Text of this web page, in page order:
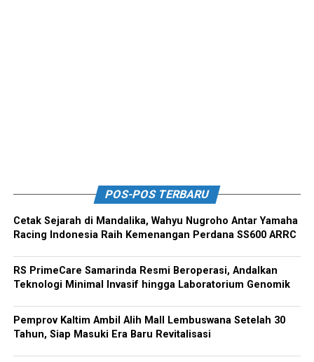
POS-POS TERBARU
Cetak Sejarah di Mandalika, Wahyu Nugroho Antar Yamaha
Racing Indonesia Raih Kemenangan Perdana SS600 ARRC
RS PrimeCare Samarinda Resmi Beroperasi, Andalkan
Teknologi Minimal Invasif hingga Laboratorium Genomik
Pemprov Kaltim Ambil Alih Mall Lembuswana Setelah 30
Tahun, Siap Masuki Era Baru Revitalisasi